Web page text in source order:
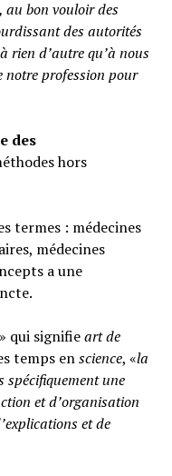
bon vouloir des
des autorités
rien d’autre qu’à nous
notre profession pour
des
hors
termes : médecines
médecines
a une
qui signifieart de
temps enscience, «la
spécifiquement une
et d’organisation
et de